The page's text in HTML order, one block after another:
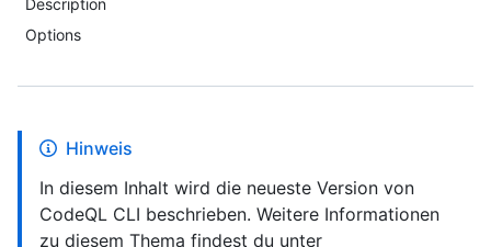
Description
Options
Hinweis
In diesem Inhalt wird die neueste Version von
CodeQL CLI beschrieben. Weitere Informationen
zu diesem Thema findest du unter